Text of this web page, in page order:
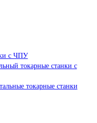
с ЧПУ
токарные станки с
токарные станки